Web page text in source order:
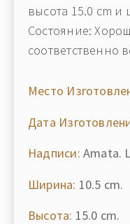
высота 15.0 cm
Состояние:
соответственно
Место
Дата
Надписи: Amata.
Ширина: 10.5 cm.
Высота: 15.0 cm.